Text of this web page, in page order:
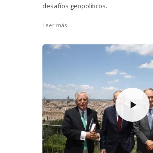
desafíos geopolíticos.
Leer más